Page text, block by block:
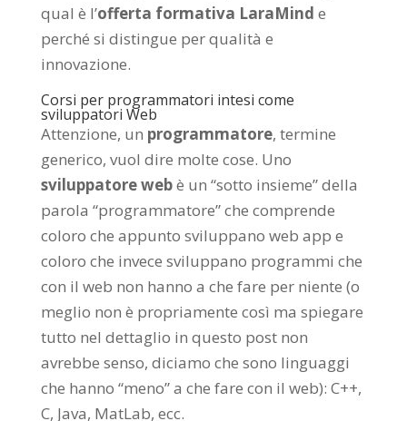
qual è l’offerta formativa LaraMind e
perché si distingue per qualità e
innovazione.
Corsi per programmatori intesi come
sviluppatori Web
Attenzione, un programmatore, termine
generico, vuol dire molte cose. Uno
sviluppatore webè un “sotto insieme” della
parola “programmatore” che comprende
coloro che appunto sviluppano web app e
coloro che invece sviluppano programmi che
con il web non hanno a che fare per niente (o
meglio non è propriamente così ma spiegare
tutto nel dettaglio in questo post non
avrebbe senso, diciamo che sono linguaggi
che hanno “meno” a che fare con il web): C++,
C, Java, MatLab, ecc.